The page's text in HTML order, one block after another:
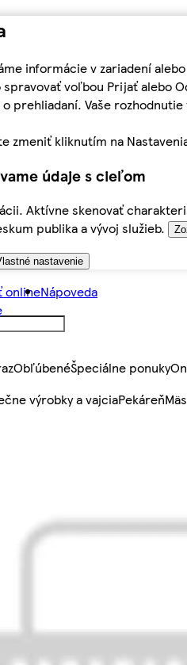
informácie v zariadení
spravovať voľbou Prijať alebo
prehliadaní. Vaše
zmeniť kliknutím na
údaje s cieľom
Aktívne skenovať
publika a vývoj služieb.
nastavenie
onlineNápoveda
ObľúbenéŠpeciálne ponuky
výrobky a vajciaPekáreň